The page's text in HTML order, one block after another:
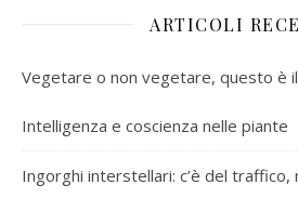
ARTICOLI
Vegetare o non vegetare, questo è
Intelligenza e coscienza nelle piante
Ingorghi interstellari: c’è del traffico,